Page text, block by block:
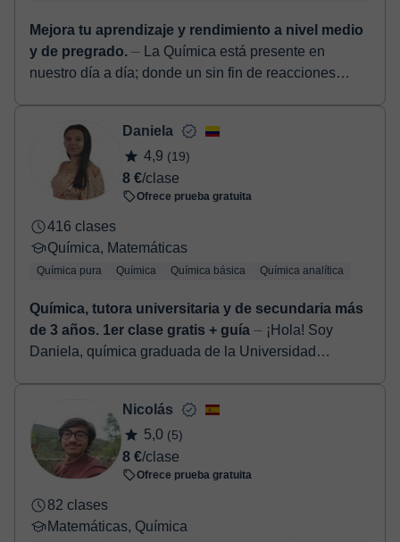
Mejora tu aprendizaje y rendimiento a nivel medio
y de pregrado. ⏤ La Química está presente en
nuestro día a día; donde un sin fin de reacciones
Daniela
4,9 (19)
8 €/clase
Ofrece prueba gratuita
416 clases
Química, Matemáticas
Química pura Química Química básica Química analítica
Química, tutora universitaria y de secundaria más
de 3 años. 1er clase gratis + guía ⏤ ¡Hola! Soy
Daniela, química graduada de la Universidad
Nicolás
5,0 (5)
8 €/clase
Ofrece prueba gratuita
82 clases
Matemáticas, Química